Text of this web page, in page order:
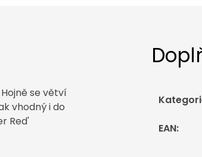
se větví
vhodný i do
Red'
EAN: